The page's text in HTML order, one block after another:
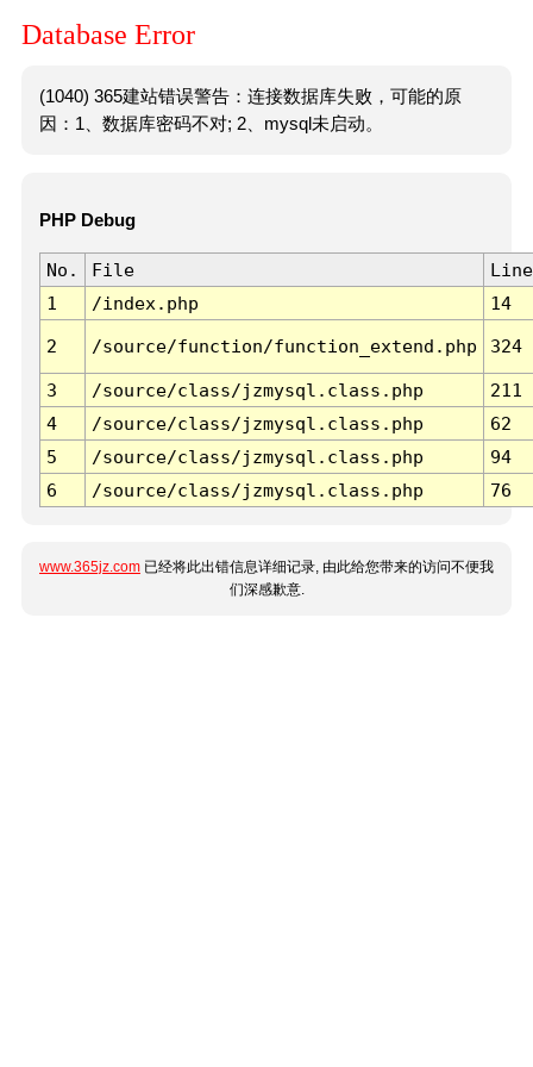
Database Error
(1040) 365建站错误警告：连接数据库失败，可能的原
因：1、数据库密码不对; 2、mysql未启动。
PHP Debug
No. File
Line
1
/index.php 14
2 /source/function/function_extend.php 324
3 /source/class/jzmysql.class.php
211
4
/source/class/jzmysql.class.php
62
5
/source/class/jzmysql.class.php
94
6
/source/class/jzmysql.class.php 76
www.365jz.com 已经将此出错信息详细记录, 由此给您带来的访问不便我
们深感歉意.